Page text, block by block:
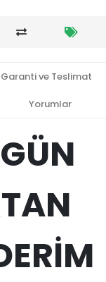
Garanti ve Teslimat
Yorumlar